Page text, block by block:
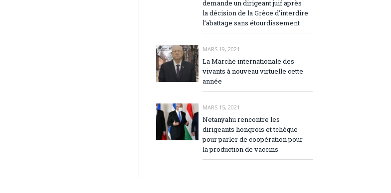
demande un dirigeant juif après
la décision de la Grèce d’interdire
l’abattage sans étourdissement
MARS 19, 2021
La Marche internationale des
vivants à nouveau virtuelle cette
année
MARS 15, 2021
Netanyahu rencontre les
dirigeants hongrois et tchèque
pour parler de coopération pour
la production de vaccins